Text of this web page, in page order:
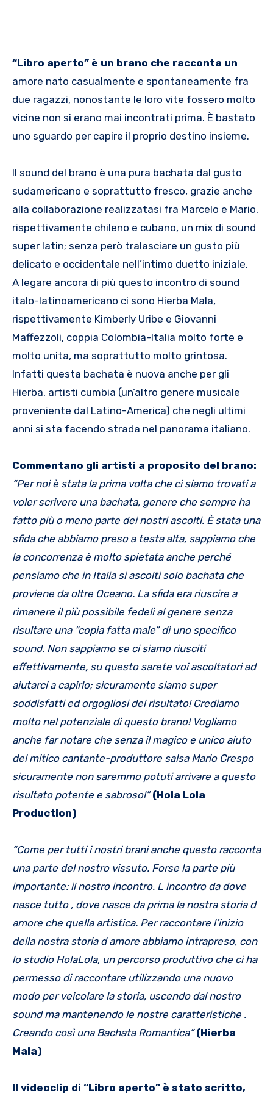
“Libro aperto” è un brano che racconta un
amore nato casualmente e spontaneamente fra
due ragazzi, nonostante le loro vite fossero molto
vicine non si erano mai incontrati prima. È bastato
uno sguardo per capire il proprio destino insieme.
Il sound del brano è una pura bachata dal gusto
sudamericano e soprattutto fresco, grazie anche
alla collaborazione realizzatasi fra Marcelo e Mario,
rispettivamente chileno e cubano, un mix di sound
super latin; senza però tralasciare un gusto più
delicato e occidentale nell’intimo duetto iniziale.
A legare ancora di più questo incontro di sound
italo-latinoamericano ci sono Hierba Mala,
rispettivamente Kimberly Uribe e Giovanni
Maffezzoli, coppia Colombia-Italia molto forte e
molto unita, ma soprattutto molto grintosa.
Infatti questa bachata è nuova anche per gli
Hierba, artisti cumbia (un’altro genere musicale
proveniente dal Latino-America) che negli ultimi
anni si sta facendo strada nel panorama italiano.
Commentano gli artisti a proposito del brano:
“Per noi è stata la prima volta che ci siamo trovati a
voler scrivere una bachata, genere che sempre ha
fatto più o meno parte dei nostri ascolti. È stata una
sfida che abbiamo preso a testa alta, sappiamo che
la concorrenza è molto spietata anche perché
pensiamo che in Italia si ascolti solo bachata che
proviene da oltre Oceano. La sfida era riuscire a
rimanere il più possibile fedeli al genere senza
risultare una “copia fatta male” di uno specifico
sound. Non sappiamo se ci siamo riusciti
effettivamente, su questo sarete voi ascoltatori ad
aiutarci a capirlo; sicuramente siamo super
soddisfatti ed orgogliosi del risultato! Crediamo
molto nel potenziale di questo brano! Vogliamo
anche far notare che senza il magico e unico aiuto
del mitico cantante-produttore salsa Mario Crespo
sicuramente non saremmo potuti arrivare a questo
risultato potente e sabroso!”(Hola Lola
Production)
“Come per tutti i nostri brani anche questo racconta
una parte del nostro vissuto. Forse la parte più
importante: il nostro incontro. L incontro da dove
nasce tutto , dove nasce da prima la nostra storia d
amore che quella artistica. Per raccontare l’inizio
della nostra storia d amore abbiamo intrapreso, con
lo studio HolaLola, un percorso produttivo che ci ha
permesso di raccontare utilizzando una nuovo
modo per veicolare la storia, uscendo dal nostro
sound ma mantenendo le nostre caratteristiche .
Creando così una Bachata Romantica”(Hierba
Mala)
Il videoclip di “Libro aperto” è stato scritto,